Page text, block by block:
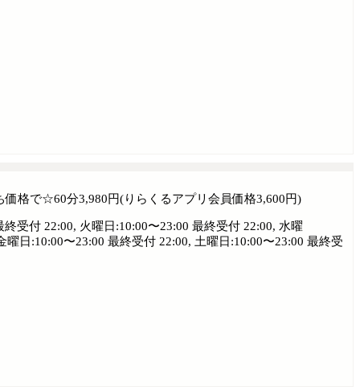
格で☆60分3,980円(りらくるアプリ会員価格3,600円)
受付 22:00, 火曜日:10:00〜23:00 最終受付 22:00, 水曜
日:10:00〜23:00 最終受付 22:00, 土曜日:10:00〜23:00 最終受